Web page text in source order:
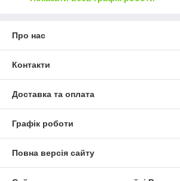
Про нас
Контакти
Доставка та оплата
Графік роботи
Повна версія сайту